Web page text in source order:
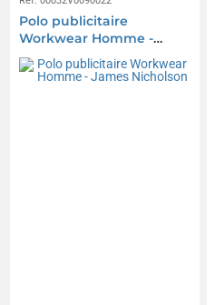
Polo publicitaire
Workwear Homme -
James Nicholson